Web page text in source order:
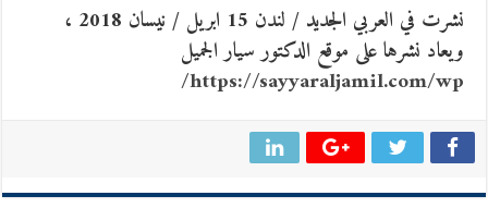
نشرت في العربي الجديد / لندن 15 ابريل / نيسان 2018 ،
ويعاد نشرها على موقع الدكتور سيار الجميل
https://sayyaraljamil.com/wp/